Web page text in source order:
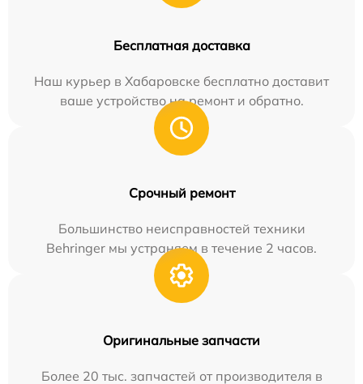
Бесплатная доставка
Наш курьер в Хабаровске бесплатно доставит
ваше устройство на ремонт и обратно.
Срочный ремонт
Большинство неисправностей техники
Behringer мы устраняем в течение 2 часов.
Оригинальные запчасти
Более 20 тыс. запчастей от производителя в